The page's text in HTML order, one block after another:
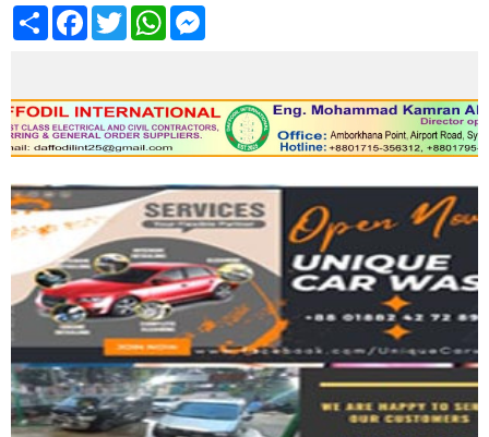
Share FacebookTwitterWhatsApp